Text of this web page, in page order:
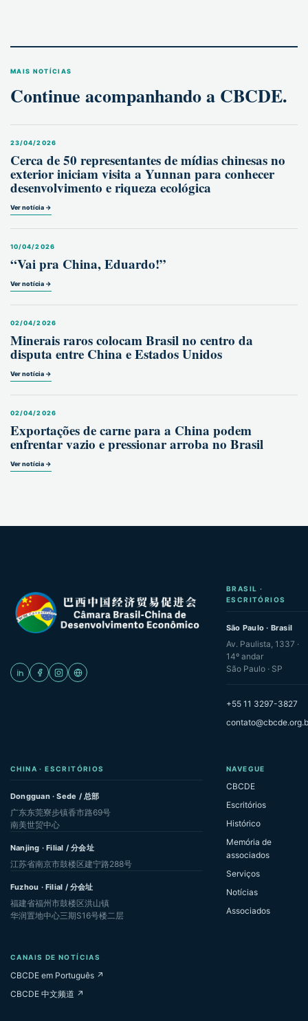
MAIS NOTÍCIAS
Continue acompanhando a CBCDE.
23/04/2026
Cerca de 50 representantes de mídias chinesas no
exterior iniciam visita a Yunnan para conhecer
desenvolvimento e riqueza ecológica
Ver notícia →
10/04/2026
“Vai pra China, Eduardo!”
Ver notícia →
02/04/2026
Minerais raros colocam Brasil no centro da
disputa entre China e Estados Unidos
Ver notícia →
02/04/2026
Exportações de carne para a China podem
enfrentar vazio e pressionar arroba no Brasil
Ver notícia →
BRASIL ·
ESCRITÓRIOS
São Paulo · Brasil
Av. Paulista, 1337 ·
14º andar
São Paulo · SP
+55 11 3297-3827
CHINA · ESCRITÓRIOS
Dongguan · Sede / 总部
广东东莞寮步镇香市路69号
南美世贸中心
Nanjing · Filial / 分会址
江苏省南京市鼓楼区建宁路288号
Fuzhou · Filial / 分会址
福建省福州市鼓楼区洪山镇
华润置地中心三期S16号楼二层
NAVEGUE
CBCDE
Escritórios
Histórico
Memória de
associados
Serviços
Notícias
Associados
CANAIS DE NOTÍCIAS
CBCDE em Português ↗
CBCDE 中文频道 ↗